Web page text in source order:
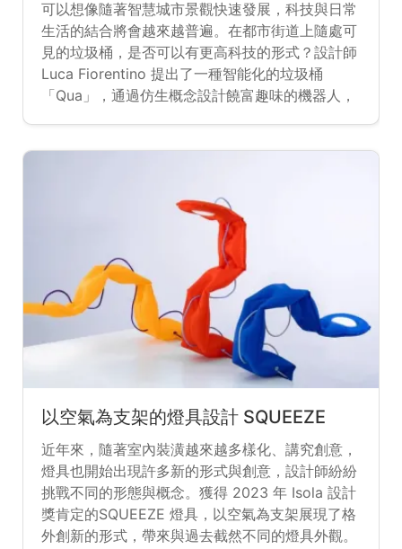
可以想像隨著智慧城市景觀快速發展，科技與日常
生活的結合將會越來越普遍。在都市街道上隨處可
見的垃圾桶，是否可以有更高科技的形式？設計師
Luca Fiorentino 提出了一種智能化的垃圾桶
「Qua」，通過仿生概念設計饒富趣味的機器人，
以空氣為支架的燈具設計 SQUEEZE
近年來，隨著室內裝潢越來越多樣化、講究創意，
燈具也開始出現許多新的形式與創意，設計師紛紛
挑戰不同的形態與概念。獲得 2023 年 Isola 設計
獎肯定的SQUEEZE 燈具，以空氣為支架展現了格
外創新的形式，帶來與過去截然不同的燈具外觀。